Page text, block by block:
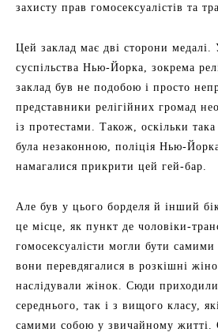
захисту прав гомосексуалістів та
Цей заклад має дві сторони медалі.
суспільства Нью-Йорка, зокрема
заклад був не подобою і просто
представники релігійних громад
із протестами. Також, оскільки така
була незаконною, поліція Нью-
намагалися прикрити цей гей-бар.
Але був у цього борделя й інший
це місце, як пункт де чоловіки-
гомосексуалісти могли бути
вони перевдягалися в розкішні
наслідували жінок. Сюди приходили
середнього, так і з вищого класу,
самими собою у звичайному житті.